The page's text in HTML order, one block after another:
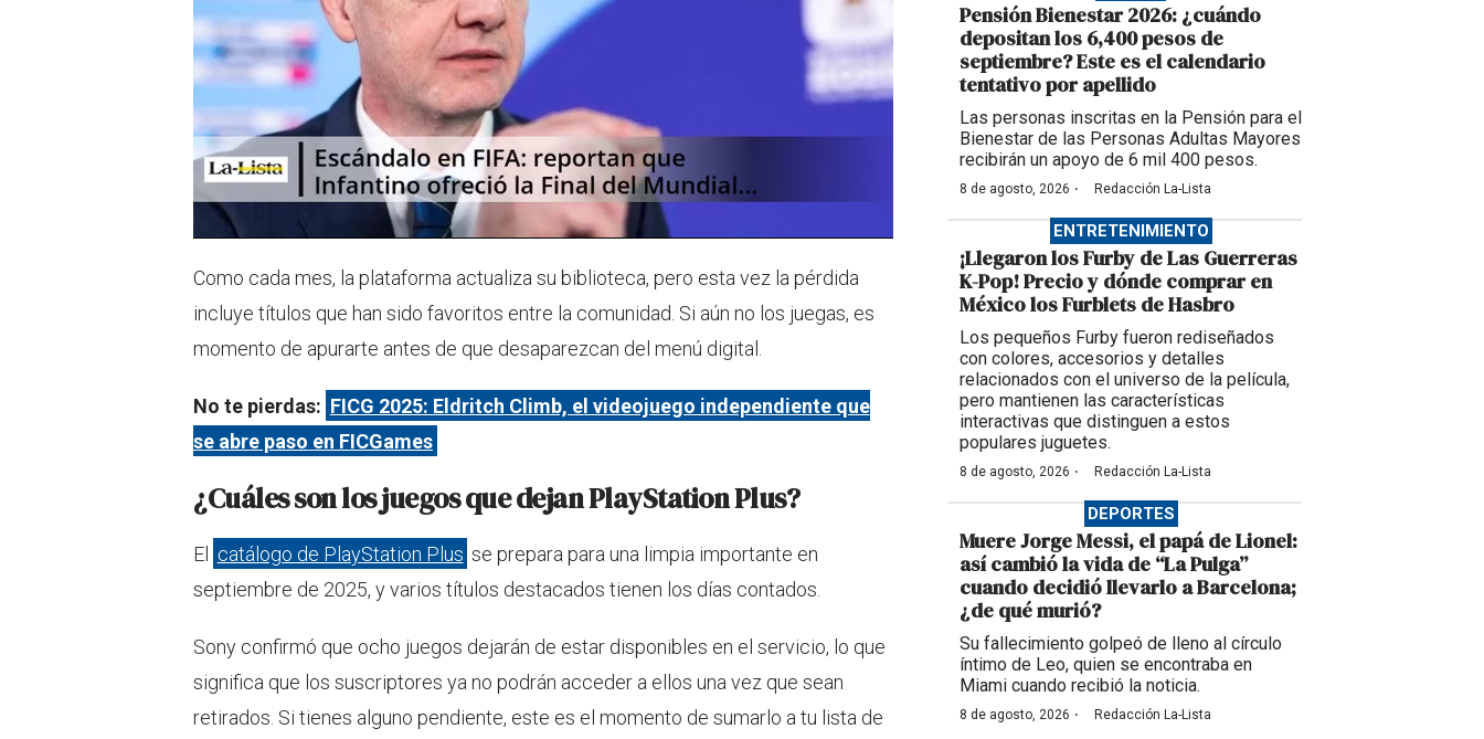
Como cada mes, la plataforma actualiza su biblioteca, pero esta vez la pérdida
incluye títulos que han sido favoritos entre la comunidad. Si aún no los juegas, es
momento de apurarte antes de que desaparezcan del menú digital.
No te pierdas: FICG 2025: Eldritch Climb, el videojuego independiente que
se abre paso en FICGames
¿Cuáles son los juegos que dejan PlayStation Plus?
El catálogo de PlayStation Plus se prepara para una limpia importante en
septiembre de 2025, y varios títulos destacados tienen los días contados.
Sony confirmó que ocho juegos dejarán de estar disponibles en el servicio, lo que
significa que los suscriptores ya no podrán acceder a ellos una vez que sean
retirados. Si tienes alguno pendiente, este es el momento de sumarlo a tu lista de
Pensión Bienestar 2026: ¿cuándo
depositan los 6,400 pesos de
septiembre? Este es el calendario
tentativo por apellido
Las personas inscritas en la Pensión para el
Bienestar de las Personas Adultas Mayores
recibirán un apoyo de 6 mil 400 pesos.
8 de agosto, 2026 · Redacción La-Lista
ENTRETENIMIENTO
¡Llegaron los Furby de Las Guerreras
K-Pop! Precio y dónde comprar en
México los Furblets de Hasbro
Los pequeños Furby fueron rediseñados
con colores, accesorios y detalles
relacionados con el universo de la película,
pero mantienen las características
interactivas que distinguen a estos
populares juguetes.
8 de agosto, 2026 · Redacción La-Lista
DEPORTES
Muere Jorge Messi, el papá de Lionel:
así cambió la vida de “La Pulga”
cuando decidió llevarlo a Barcelona;
¿de qué murió?
Su fallecimiento golpeó de lleno al círculo
íntimo de Leo, quien se encontraba en
Miami cuando recibió la noticia.
8 de agosto, 2026 · Redacción La-Lista